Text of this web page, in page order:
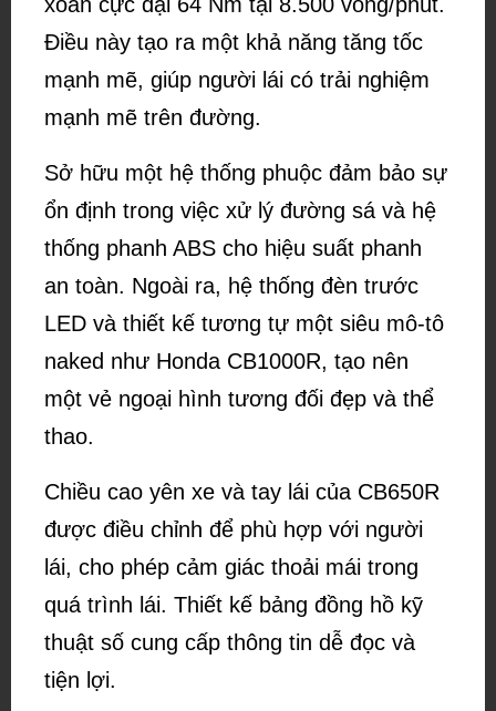
Điều này tạo ra một khả năng tăng tốc
mạnh mẽ, giúp người lái có trải nghiệm
mạnh mẽ trên đường.
Sở hữu một hệ thống phuộc đảm bảo sự
ổn định trong việc xử lý đường sá và hệ
thống phanh ABS cho hiệu suất phanh
an toàn. Ngoài ra, hệ thống đèn trước
LED và thiết kế tương tự một siêu mô-tô
naked như Honda CB1000R, tạo nên
một vẻ ngoại hình tương đối đẹp và thể
thao.
Chiều cao yên xe và tay lái của CB650R
được điều chỉnh để phù hợp với người
lái, cho phép cảm giác thoải mái trong
quá trình lái. Thiết kế bảng đồng hồ kỹ
thuật số cung cấp thông tin dễ đọc và
tiện lợi.